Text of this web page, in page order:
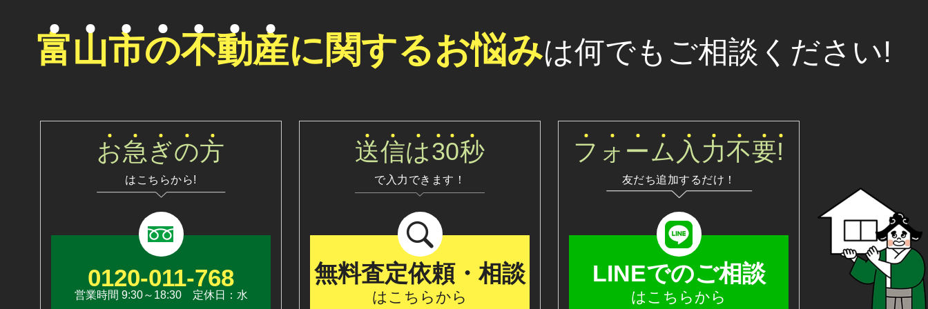
富山市の不動産に関するお悩みは何でもご相談ください!
お急ぎの方
はこちらから!
0120-011-768
営業時間 9:30～18:30 定休日：水
送信は30秒
で入力できます！
無料査定依頼・相談
はこちらから
フ ォ ーム 入 力不要!
友だち追加するだけ！
LINEでのご相談
はこちらから